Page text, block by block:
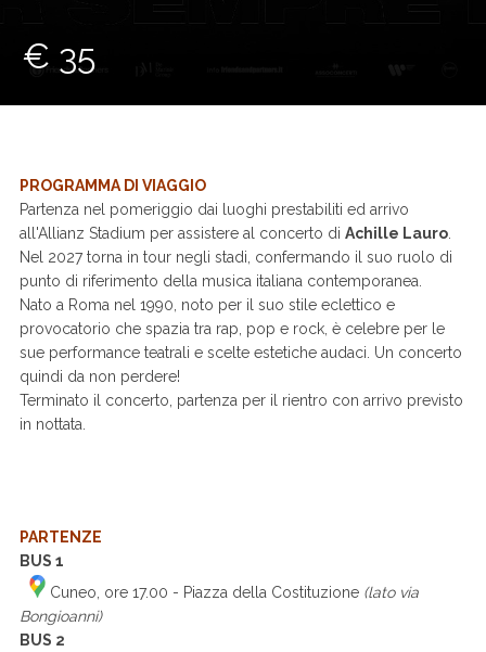
€ 35
PROGRAMMA DI VIAGGIO
Partenza nel pomeriggio dai luoghi prestabiliti ed arrivo
all'Allianz Stadium per assistere al concerto di Achille Lauro
Nel 2027 torna in tour negli stadi, confermando il suo ruolo di
punto di riferimento della musica italiana contemporanea.
Nato a Roma nel 1990, noto per il suo stile eclettico e
provocatorio che spazia tra rap, pop e rock, è celebre per le
sue performance teatrali e scelte estetiche audaci. Un concerto
quindi da non perdere!
Terminato il concerto, partenza per il rientro con arrivo previsto
in nottata.
PARTENZE
BUS 1
Cuneo, ore 17.00 - Piazza della Costituzione (lato via
Bongioanni)
BUS 2